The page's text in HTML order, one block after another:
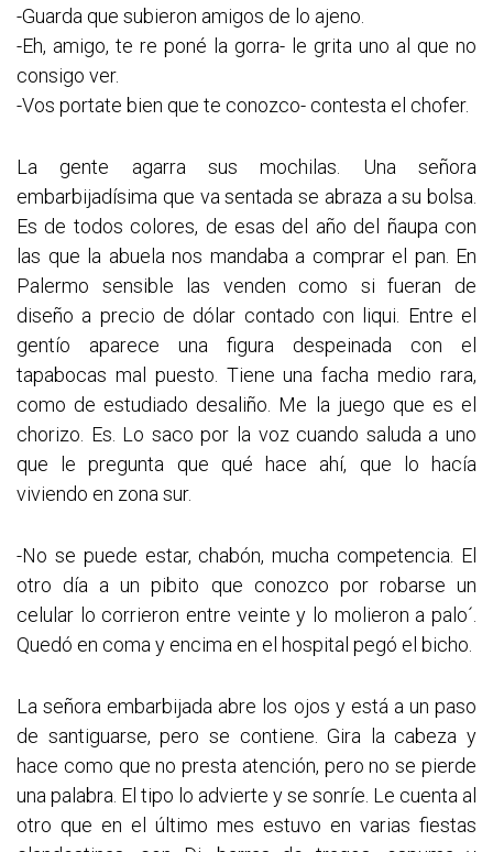
-Guarda que subieron amigos de lo ajeno.
-Eh, amigo, te re poné la gorra- le grita uno al que no
consigo ver.
-Vos portate bien que te conozco- contesta el chofer.
La gente agarra sus mochilas. Una señora
embarbijadísima que va sentada se abraza a su bolsa.
Es de todos colores, de esas del año del ñaupa con
las que la abuela nos mandaba a comprar el pan. En
Palermo sensible las venden como si fueran de
diseño a precio de dólar contado con liqui. Entre el
gentío aparece una figura despeinada con el
tapabocas mal puesto. Tiene una facha medio rara,
como de estudiado desaliño. Me la juego que es el
chorizo. Es. Lo saco por la voz cuando saluda a uno
que le pregunta que qué hace ahí, que lo hacía
viviendo en zona sur.
-No se puede estar, chabón, mucha competencia. El
otro día a un pibito que conozco por robarse un
celular lo corrieron entre veinte y lo molieron a palo´.
Quedó en coma y encima en el hospital pegó el bicho.
La señora embarbijada abre los ojos y está a un paso
de santiguarse, pero se contiene. Gira la cabeza y
hace como que no presta atención, pero no se pierde
una palabra. El tipo lo advierte y se sonríe. Le cuenta al
otro que en el último mes estuvo en varias fiestas